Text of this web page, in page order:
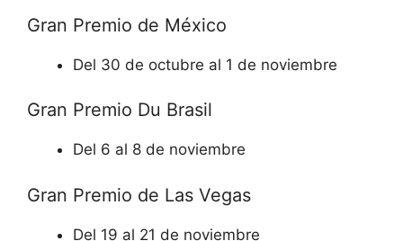
Gran Premio de México
Del 30 de octubre al 1 de noviembre
Gran Premio Du Brasil
Del 6 al 8 de noviembre
Gran Premio de Las Vegas
Del 19 al 21 de noviembre